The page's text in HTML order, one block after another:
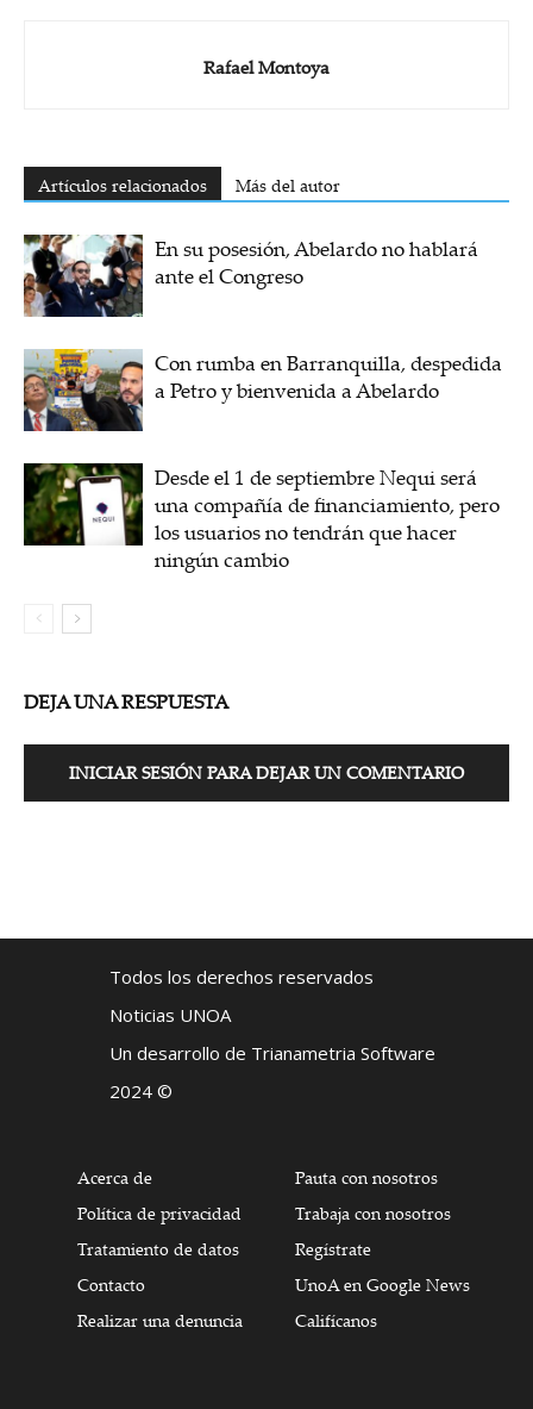
Rafael Montoya
Artículos relacionados Más del autor
En su posesión, Abelardo no hablará
ante el Congreso
Con rumba en Barranquilla, despedida
a Petro y bienvenida a Abelardo
Desde el 1 de septiembre Nequi será
una compañía de financiamiento, pero
los usuarios no tendrán que hacer
ningún cambio
DEJA UNA RESPUESTA
INICIAR SESIÓN PARA DEJAR UN COMENTARIO
Todos los derechos reservados
Noticias UNOA
Un desarrollo de Trianametria Software
2024 ©
Acerca de
Política de privacidad
Tratamiento de datos
Contacto
Realizar una denuncia
Pauta con nosotros
Trabaja con nosotros
Regístrate
UnoA en Google News
Califícanos